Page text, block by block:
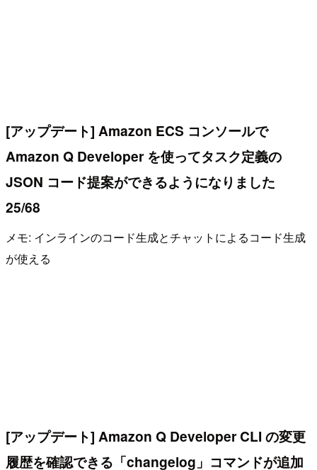
[アップデート] Amazon ECS コンソールで
Amazon Q Developer を使ってタスク定義の
JSON コード提案ができるようになりました
25/68
メモ: インラインのコード生成とチャットによるコード生成
が使える
[アップデート] Amazon Q Developer CLI の変更
履歴を確認できる「changelog」コマンドが追加